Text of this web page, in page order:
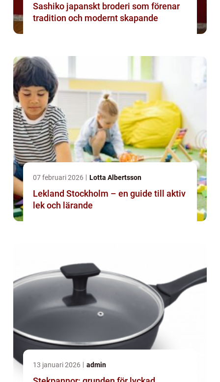
Sashiko japanskt broderi som förenar
tradition och modernt skapande
07 februari 2026 Lotta Albertsson
Lekland Stockholm – en guide till aktiv
lek och lärande
13 januari 2026 admin